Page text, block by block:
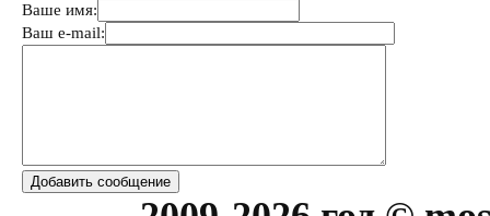
Ваше имя:
Ваш e-mail: